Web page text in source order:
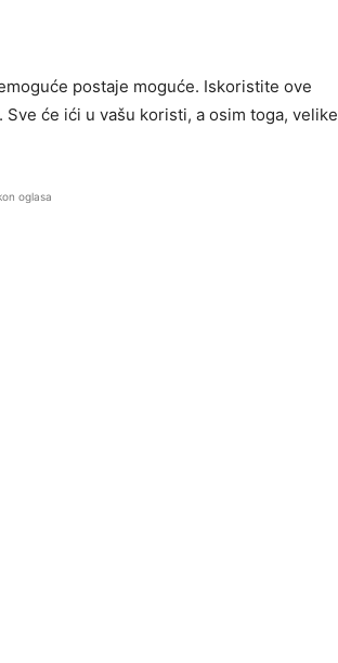
postaje moguće. Iskoristite ove
će ići u vašu koristi, a osim toga, velike
oglasa